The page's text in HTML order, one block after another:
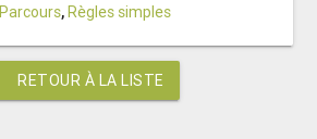
Parcours, Règles simples
RETOUR À LA LISTE